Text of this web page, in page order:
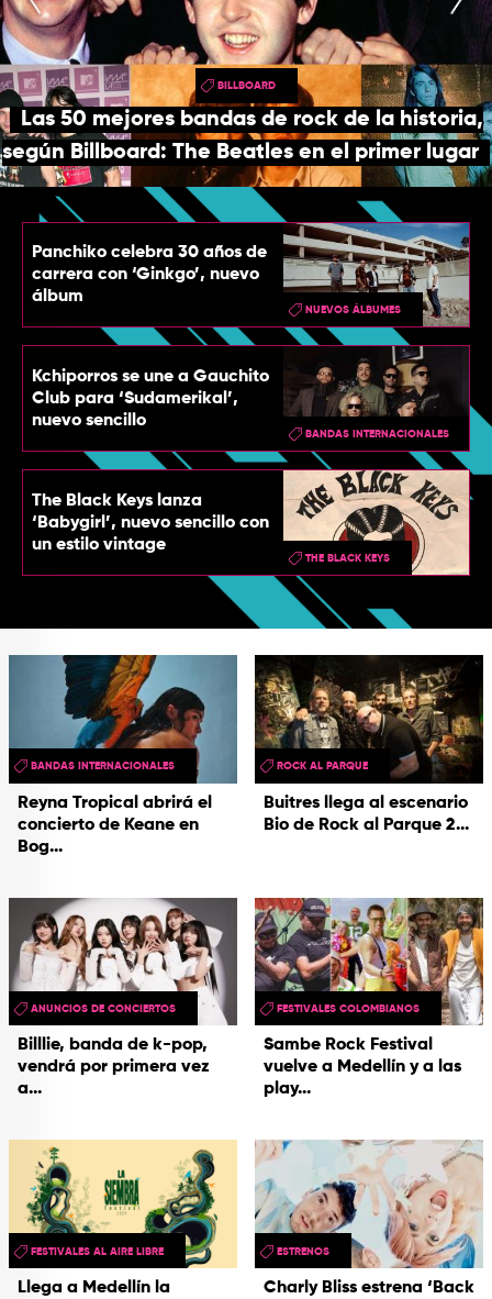
TOP
QUIÉNES SOMOS
CONTACTO
BILLBOARD
Las 50 mejores bandas de rock de la historia,
según Billboard: The Beatles en el primer lugar
Panchiko celebra 30 años de
carrera con ‘Ginkgo’, nuevo
álbum
NUEVOS ÁLBUMES
Kchiporros se une a Gauchito
Club para ‘Sudamerikal’,
nuevo sencillo
BANDAS INTERNACIONALES
The Black Keys lanza
‘Babygirl’, nuevo sencillo con
un estilo vintage
THE BLACK KEYS
Reyna Tropical abrirá el
concierto de Keane en
Bog...
BANDAS INTERNACIONALES
Buitres llega al escenario
Bio de Rock al Parque 2...
ROCK AL PARQUE
Billlie, banda de k-pop,
vendrá por primera vez
a...
ANUNCIOS DE CONCIERTOS
Sambe Rock Festival
vuelve a Medellín y a las
play...
FESTIVALES COLOMBIANOS
Llega a Medellín la
FESTIVALES AL AIRE LIBRE
Charly Bliss estrena ‘Back
ESTRENOS